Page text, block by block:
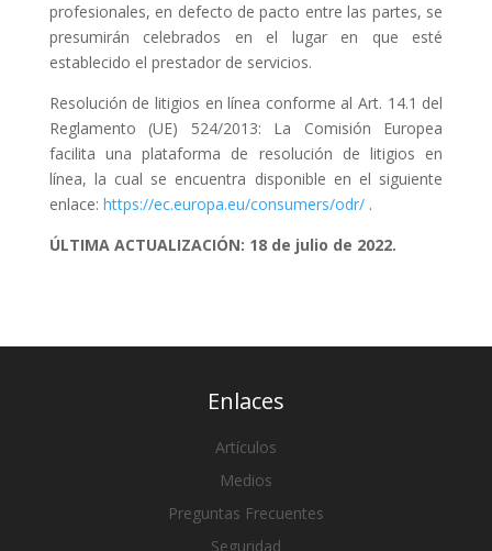
profesionales, en defecto de pacto entre las partes, se
presumirán celebrados en el lugar en que esté
establecido el prestador de servicios.
Resolución de litigios en línea conforme al Art. 14.1 del
Reglamento (UE) 524/2013: La Comisión Europea
facilita una plataforma de resolución de litigios en
línea, la cual se encuentra disponible en el siguiente
enlace: https://ec.europa.eu/consumers/odr/.
ÚLTIMA ACTUALIZACIÓN: 18 de julio de 2022.
Enlaces
Artículos
Medios
Preguntas Frecuentes
Seguridad